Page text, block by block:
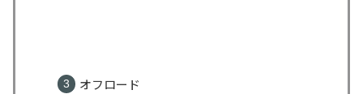
オフロード